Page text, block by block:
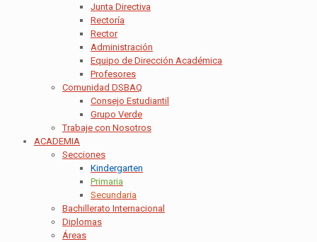
Junta Directiva
Rectoría
Rector
Administración
Equipo de Dirección Académica
Profesores
Comunidad DSBAQ
Consejo Estudiantil
Grupo Verde
Trabaje con Nosotros
ACADEMIA
Secciones
Kindergarten
Primaria
Secundaria
Bachillerato Internacional
Diplomas
Áreas